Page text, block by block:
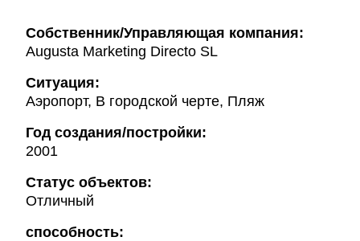
Собственник/Управляющая компания:
Augusta Marketing Directo SL
Ситуация:
Аэропорт, В городской черте, Пляж
Год создания/постройки:
2001
Статус объектов:
Отличный
способность: